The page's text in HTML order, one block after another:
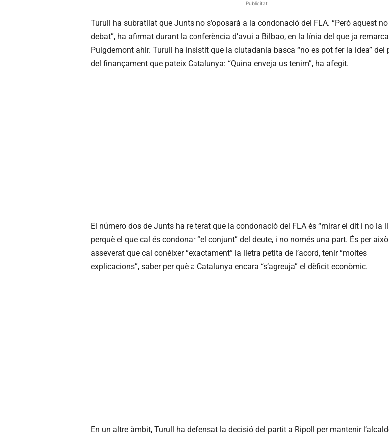
Publicitat
Turull ha subratllat que Junts no s’oposarà a la condonació del FLA. “Però aquest no
debat”, ha afirmat durant la conferència d’avui a Bilbao, en la línia del que ja
Puigdemont ahir. Turull ha insistit que la ciutadania basca “no es pot fer la idea” del
del finançament que pateix Catalunya: “Quina enveja us tenim”, ha afegit.
El número dos de Junts ha reiterat que la condonació del FLA és “mirar el dit i no la
perquè el que cal és condonar “el conjunt” del deute, i no només una part. És per
asseverat que cal conèixer “exactament” la lletra petita de l’acord, tenir “moltes
explicacions”, saber per què a Catalunya encara “s’agreuja” el dèficit econòmic.
En un altre àmbit, Turull ha defensat la decisió del partit a Ripoll per mantenir